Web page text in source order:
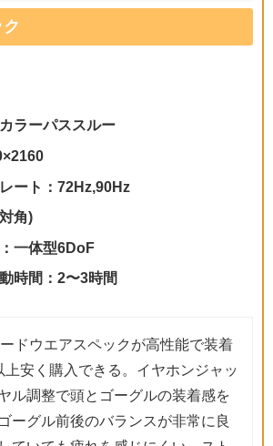
ラーパススルー
ート：72Hz,90Hz
角)
一体型6DoF
時間：2〜3時間
ドウエアスペックが高性能で装着
上安く購入できる。イヤホンジャッ
ル調整で頭とゴーグルの装着感を
ーグル前後のバランスが非常に良